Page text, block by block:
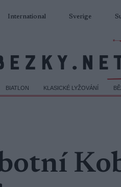
International Sverige
BIATLON KLASICKÉ LYŽOVÁNÍ